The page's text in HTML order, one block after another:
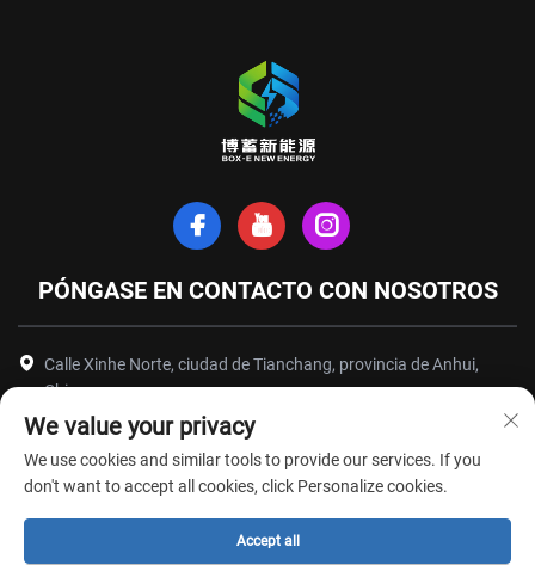
PÓNGASE EN CONTACTO CON NOSOTROS
Calle Xinhe Norte, ciudad de Tianchang, provincia de Anhui,
China
+86-18949493005
[email protected]
We value your privacy
We use cookies and similar tools to provide our services. If you
don't want to accept all cookies, click Personalize cookies.
Accept all